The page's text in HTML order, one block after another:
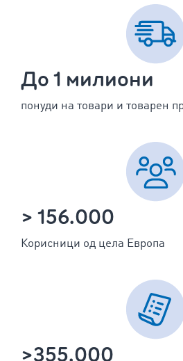
До 1 милиони
понуди на товари и товарен
> 156.000
Корисници од цела Европа
>355.000